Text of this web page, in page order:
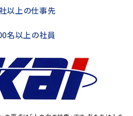
以上の仕事先
名以上の社員